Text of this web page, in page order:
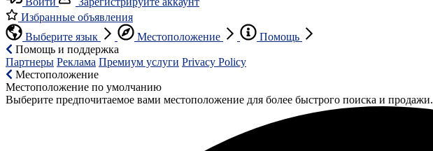
Избранные объявления
Выберите язык
Местоположение
Помощь
Помощь и поддержка
Партнеры Реклама Премиум услуги Privacy Policy
Местоположение
Местоположение по умолчанию
Выберите предпочитаемое вами местоположение для более быстрого поиска и продажи.